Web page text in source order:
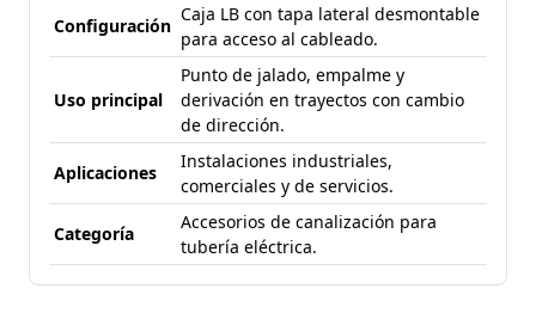
Configuración
Caja LB con tapa lateral desmontable
para acceso al cableado.
Uso principal
Punto de jalado, empalme y
derivación en trayectos con cambio
de dirección.
Aplicaciones
Instalaciones industriales,
comerciales y de servicios.
Categoría
Accesorios de canalización para
tubería eléctrica.